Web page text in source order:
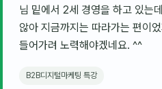
님 밑에서 2세 경영을 하고 있는
않아 지금까지는 따라가는 편이
들어가려 노력해야겠네요. ^^
B2B디지털마케팅 특강